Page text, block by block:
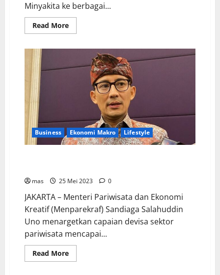
Minyakita ke berbagai...
Read More
Business Ekonomi Makro Lifestyle
mas 25 Mei 2023 0
JAKARTA – Menteri Pariwisata dan Ekonomi
Kreatif (Menparekraf) Sandiaga Salahuddin
Uno menargetkan capaian devisa sektor
pariwisata mencapai...
Read More